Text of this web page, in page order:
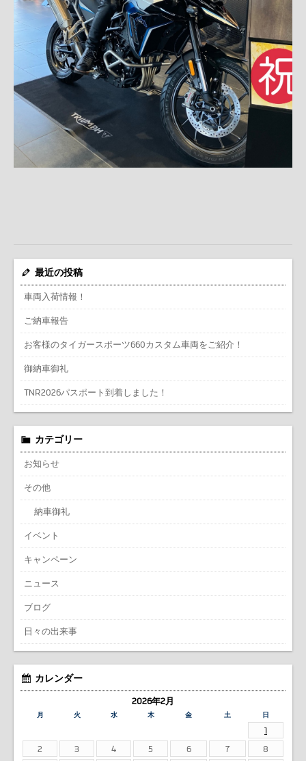
最近の投稿
車両入荷情報！
ご納車報告
お客様のタイガースポーツ660カスタム車両をご紹介！
御納車御礼
TNR2026パスポート到着しました！
カテゴリー
お知らせ
その他
納車御礼
イベント
キャンペーン
ニュース
ブログ
日々の出来事
カレンダー
2026年2月
月 火 水 木 金 土 日
1
2
3 4 5 6 7
8